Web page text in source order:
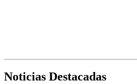
Noticias Destacadas